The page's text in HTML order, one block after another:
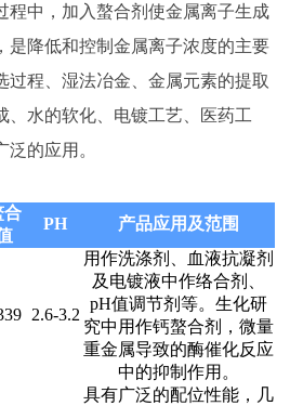
程中，加入螯合剂使金属离子生成
是降低和控制金属离子浓度的主要
过程、湿法冶金、金属元素的提取
、水的软化、电镀工艺、医药工
的应用。
合
PH 产品应用及范围
2.6-3.2
用作洗涤剂、血液抗凝剂
及电镀液中作络合剂、
pH值调节剂等。生化研
究中用作钙螯合剂，微量
重金属导致的酶催化反应
中的抑制作用。
具有广泛的配位性能，几